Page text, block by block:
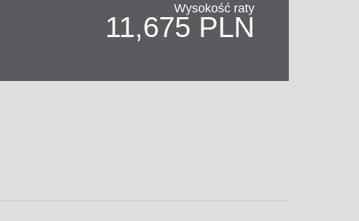
Wysokość raty
11,675 PLN